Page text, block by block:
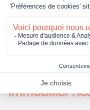
conditions de retrait
neutre avant tout fait
avancée significative
désormais d'une
Immobilier :